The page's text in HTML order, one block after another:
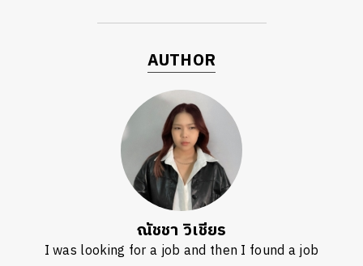
AUTHOR
ณัชชา วิเชียร
I was looking for a job and then I found a job